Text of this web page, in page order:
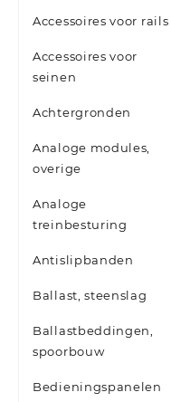
Accessoires voor rails
Accessoires voor
seinen
Achtergronden
Analoge modules,
overige
Analoge
treinbesturing
Antislipbanden
Ballast, steenslag
Ballastbeddingen,
spoorbouw
Bedieningspanelen